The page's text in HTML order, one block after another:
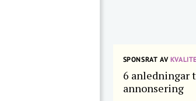
SPONSRAT AV
6 anledningar
annonsering